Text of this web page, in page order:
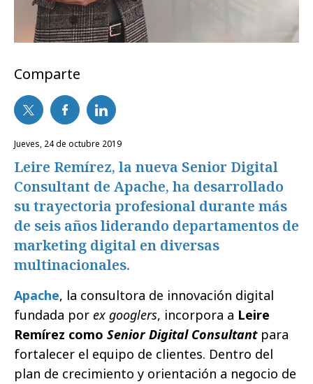
Comparte
jueves, 24 de octubre 2019
Leire Remírez, la nueva Senior Digital
Consultant de Apache, ha desarrollado
su trayectoria profesional durante más
de seis años liderando departamentos de
marketing digital en diversas
multinacionales.
Apache, la consultora de innovación digital
fundada por ex googlers, incorpora a Leire
Remírez como Senior Digital Consultantpara
fortalecer el equipo de clientes. Dentro del
plan de crecimiento y orientación a negocio de